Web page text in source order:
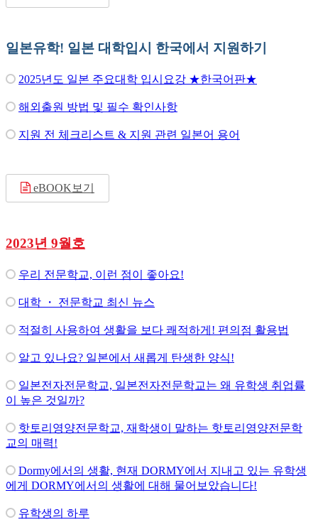
일본유학! 일본 대학입시 한국에서 지원하기
2025년도 일본 주요대학 입시요강 ★한국어판★
해외출원 방법 및 필수 확인사항
지원 전 체크리스트 & 지원 관련 일본어 용어
eBOOK보기
2023년 9월호
우리 전문학교, 이런 점이 좋아요!
대학 ・ 전문학교 최신 뉴스
적절히 사용하여 생활을 보다 쾌적하게! 편의점 활용법
알고 있나요? 일본에서 새롭게 탄생한 양식!
일본전자전문학교, 일본전자전문학교는 왜 유학생 취업률
이 높은 것일까?
핫토리영양전문학교, 재학생이 말하는 핫토리영양전문학
교의 매력!
Dormy에서의 생활, 현재 DORMY에서 지내고 있는 유학생
에게 DORMY에서의 생활에 대해 물어보았습니다!
유학생의 하루